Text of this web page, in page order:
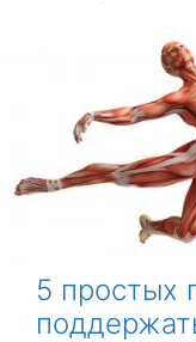
к
и
5 простых